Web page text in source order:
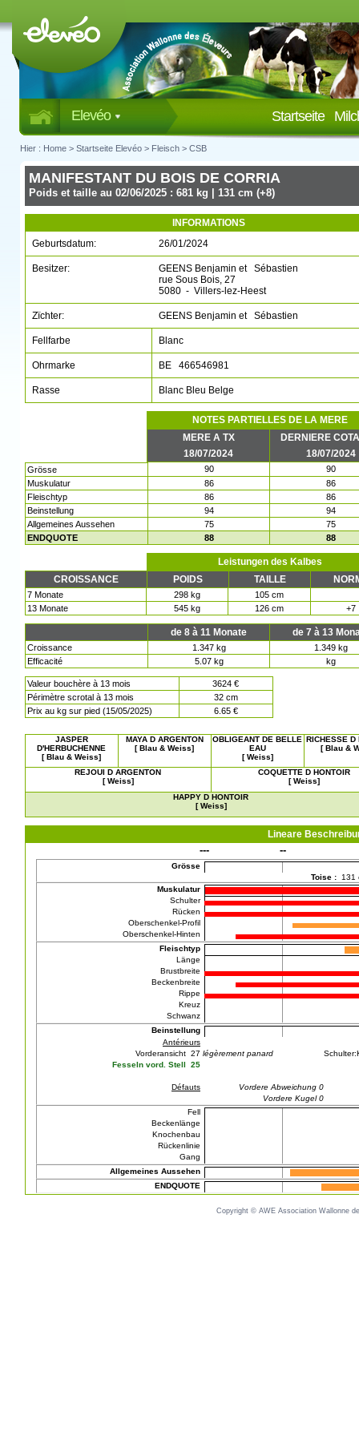
Elevéo Startseite
Hier : Home > Startseite Elevéo > Fleisch > CSB
MANIFESTANT DU BOIS DE CORRIA
Poids et taille au 02/06/2025 : 681 kg | 131 cm (+8)
INFORMATIONS
Geburtsdatum:
26/01/2024
Besitzer:
GEENS Benjamin et Sébastien
rue Sous Bois, 27
5080 - Villers-lez-Heest
Zïchter: GEENS Benjamin et Sébastien
Fellfarbe Blanc
Ohrmarke BE 466546981
Rasse Blanc Bleu Belge
NOTES PARTIELLES DE LA MERE
MERE A TX
18/07/2024
DERNIERE
18/07/2024
Grösse 90
90
Muskulatur
86
86
Fleischtyp
86
86
Beinstellung
94
94
Allgemeines Aussehen
75
75
ENDQUOTE
88 88
Leistungen des Kalbes
CROISSANCE
POIDS TAILLE
7 Monate 298 kg
105 cm
13 Monate
545 kg 126 cm +7
de 8 à 11 Monate de 7 à 13
Croissance 1.347 kg
1.349 kg
Efficacité
5.07 kg kg
Valeur bouchère à 13 mois
3624 €
Périmètre scrotal à 13 mois
32 cm
Prix au kg sur pied (15/05/2025)
6.65 €
JASPER
D'HERBUCHENNE
[ Blau & Weiss]
MAYA D ARGENTON
[ Blau & Weiss]
OBLIGEANT DE BELLE
EAU
[ Weiss]
RICHESSE D
[ Blau &
REJOUI D ARGENTON
[ Weiss]
COQUETTE D HONTOIR
[ Weiss]
HAPPY D HONTOIR
[ Weiss]
Lineare
--- --
Grösse
Toise : 131
Muskulatur
Schulter
Rücken
Oberschenkel-Profil
Oberschenkel-Hinten
Fleischtyp
Länge
Brustbreite
Beckenbreite
Rippe
Kreuz
Schwanz
Beinstellung
Antérieurs
Vorderansicht 27
Fesseln vord. Stell 25
Défauts
légèrement panard
Vordere Abweichung 0
Vordere Kugel 0
Fell
Beckenlänge
Knochenbau
Rückenlinie
Gang
Allgemeines Aussehen
ENDQUOTE
Copyright © AWE Association Wallonne